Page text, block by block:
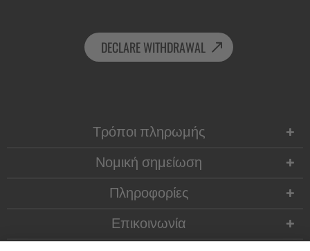
DECLARE WITHDRAWAL
Τρόποι πληρωμής
Νομική σημείωση
Πληροφορίες
Επικοινωνία